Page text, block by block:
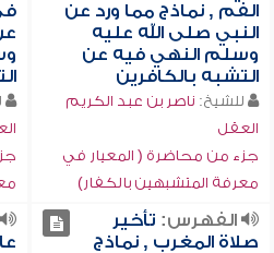
الفم , نماذج مما ورد عن
النبي صلى الله عليه
وسلم النهي فيه عن
التشبه بالكافرين
للشيخ: ناصر بن عبد الكريم
العقل
جزء من محاضرة ( المعيار في
معرفة المتشبهين بالكفار)
الفهرس: تأخير
صلاة المغرب , نماذج